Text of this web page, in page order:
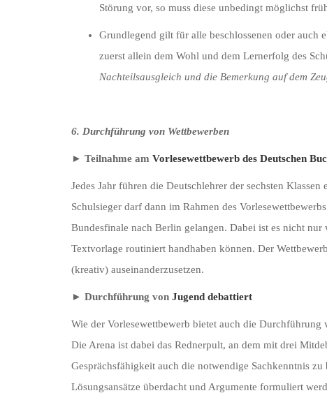
Störung vor, so muss diese unbedingt möglichst
Grundlegend gilt für alle beschlossenen oder auch
zuerst allein dem Wohl und dem Lernerfolg des
Nachteilsausgleich und die Bemerkung auf dem
6. Durchführung von Wettbewerben
► Teilnahme am Vorlesewettbewerb des Deutschen
Jedes Jahr führen die Deutschlehrer der sechsten
Schulsieger darf dann im Rahmen des
Bundesfinale nach Berlin gelangen. Dabei ist es nicht
Textvorlage routiniert handhaben können. Der
(kreativ) auseinanderzusetzen.
► Durchführung von Jugend debattiert
Wie der Vorlesewettbewerb bietet auch die
Die Arena ist dabei das Rednerpult, an dem mit drei
Gesprächsfähigkeit auch die notwendige Sachkenntnis
Lösungsansätze überdacht und Argumente formuliert